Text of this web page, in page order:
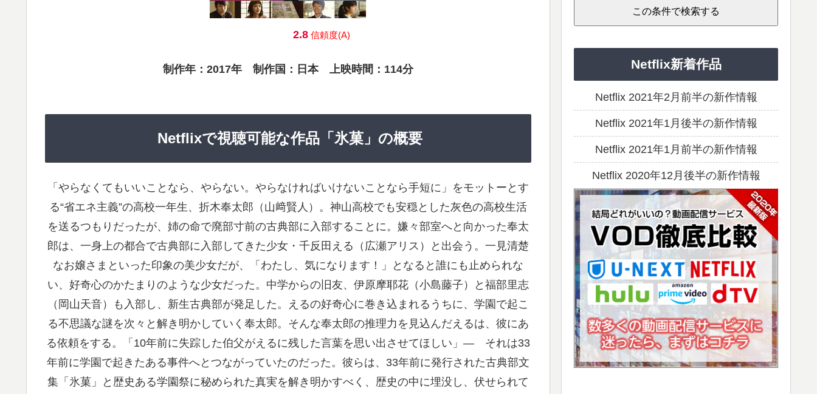
2.8 信頼度(A)
制作年：2017年 制作国：日本 上映時間：114分
Netflixで視聴可能な作品「氷菓」の概要
「やらなくてもいいことなら、やらない。やらなければいけないことなら手短に」をモットーとす
る“省エネ主義”の高校一年生、折木奉太郎（山﨑賢人）。神山高校でも安穏とした灰色の高校生活
を送るつもりだったが、姉の命で廃部寸前の古典部に入部することに。嫌々部室へと向かった奉太
郎は、一身上の都合で古典部に入部してきた少女・千反田える（広瀬アリス）と出会う。一見清楚
なお嬢さまといった印象の美少女だが、「わたし、気になります！」となると誰にも止められな
い、好奇心のかたまりのような少女だった。中学からの旧友、伊原摩耶花（小島藤子）と福部里志
（岡山天音）も入部し、新生古典部が発足した。えるの好奇心に巻き込まれるうちに、学園で起こ
る不思議な謎を次々と解き明かしていく奉太郎。そんな奉太郎の推理力を見込んだえるは、彼にあ
る依頼をする。「10年前に失踪した伯父がえるに残した言葉を思い出させてほしい」― それは33
年前に学園で起きたある事件へとつながっていたのだった。彼らは、33年前に発行された古典部文
集「氷菓」と歴史ある学園祭に秘められた真実を解き明かすべく、歴史の中に埋没し、伏せられて
Netflix新着作品
Netflix 2021年2月前半の新作情報
Netflix 2021年1月後半の新作情報
Netflix 2021年1月前半の新作情報
Netflix 2020年12月後半の新作情報